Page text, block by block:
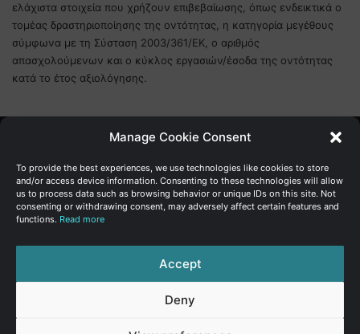
Manage Cookie Consent
To provide the best experiences, we use technologies like cookies to store
and/or access device information. Consenting to these technologies will allow
us to process data such as browsing behavior or unique IDs on this site. Not
consenting or withdrawing consent, may adversely affect certain features and
functions. Read more
Accept
Deny
ελάχιστα στοιχεία που χρήζουν επιβεβαίωσης, όπως ενδεικτικά ο
τομέας δραστηριοποίησης της οντότητας, η κατηγορία μεγέθους
σύμφωνα με τη Σύσταση 2003/361/ΕΚ, ο αριθμός
απασχολούμενων και ο κύκλος εργασιών/έσοδα της οντότητας
κατά το έτος αξιολόγησης.
Γενική Διεύθυνση Ανάπτυξης
Υπουργείο Οικονομικών | Κυπριακή Δημοκρατία
Ιστ: